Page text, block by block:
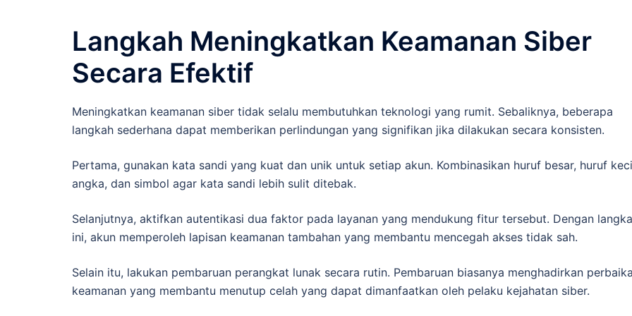
Langkah Meningkatkan Keamanan Siber
Secara Efektif
Meningkatkan keamanan siber tidak selalu membutuhkan teknologi yang rumit. Sebaliknya, beberapa
langkah sederhana dapat memberikan perlindungan yang signifikan jika dilakukan secara konsisten.
Pertama, gunakan kata sandi yang kuat dan unik untuk setiap akun. Kombinasikan huruf besar, huruf
angka, dan simbol agar kata sandi lebih sulit ditebak.
Selanjutnya, aktifkan autentikasi dua faktor pada layanan yang mendukung fitur tersebut. Dengan
ini, akun memperoleh lapisan keamanan tambahan yang membantu mencegah akses tidak sah.
Selain itu, lakukan pembaruan perangkat lunak secara rutin. Pembaruan biasanya menghadirkan
keamanan yang membantu menutup celah yang dapat dimanfaatkan oleh pelaku kejahatan siber.